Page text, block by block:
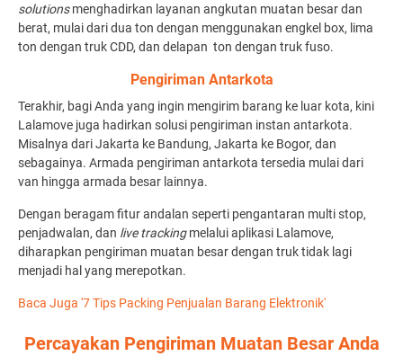
solutionsmenghadirkan layanan angkutan muatan besar dan
berat, mulai dari dua ton dengan menggunakan engkel box, lima
ton dengan truk CDD, dan delapan ton dengan truk fuso.
Pengiriman Antarkota
Terakhir, bagi Anda yang ingin mengirim barang ke luar kota, kini
Lalamove juga hadirkan solusi pengiriman instan antarkota.
Misalnya dari Jakarta ke Bandung, Jakarta ke Bogor, dan
sebagainya. Armada pengiriman antarkota tersedia mulai dari
van hingga armada besar lainnya.
Dengan beragam fitur andalan seperti pengantaran multi stop,
penjadwalan, dan live trackingmelalui aplikasi Lalamove,
diharapkan pengiriman muatan besar dengan truk tidak lagi
menjadi hal yang merepotkan.
Baca Juga '7 Tips Packing Penjualan Barang Elektronik'
Percayakan Pengiriman Muatan Besar Anda